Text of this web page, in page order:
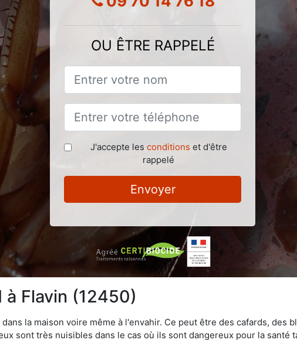
OU ÊTRE RAPPELÉ
J'accepte les conditions et d'être
rappelé
Envoyer
Flavin (12450)
la maison voire même à l'envahir. Ce peut être des cafards, des
sont très nuisibles dans le cas où ils sont dangereux pour la santé